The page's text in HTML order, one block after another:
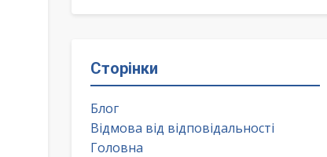
Сторінки
Блог
Відмова від відповідальності
Головна